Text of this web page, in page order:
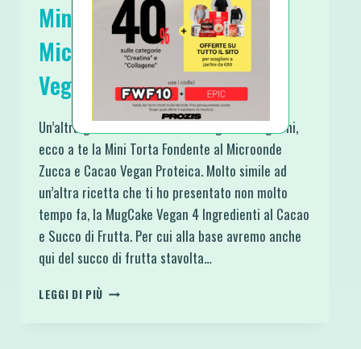
Mini Torta Fondente al
Microonde Zucca e Cacao
Vegan Proteica
Un’altra golosissima colazione degli ultimi giorni,
ecco a te la Mini Torta Fondente al Microonde
Zucca e Cacao Vegan Proteica. Molto simile ad
un’altra ricetta che ti ho presentato non molto
tempo fa, la MugCake Vegan 4 Ingredienti al Cacao
e Succo di Frutta. Per cui alla base avremo anche
qui del succo di frutta stavolta…
LEGGI DI PIÙ MINI